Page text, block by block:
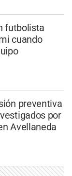
futbolista
cuando
preventiva
por
Avellaneda